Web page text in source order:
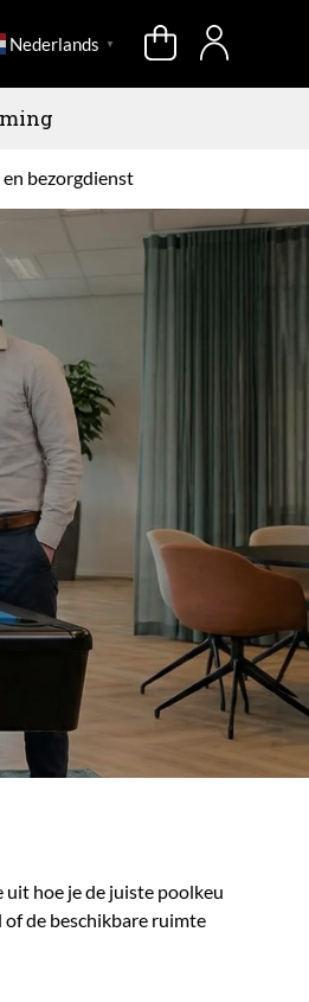
Nederlands ▼
bezorgdienst
uit hoe je de juiste poolkeu
de beschikbare ruimte